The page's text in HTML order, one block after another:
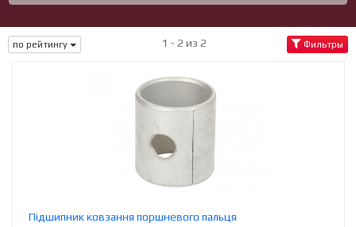
по рейтингу 1 - 2 из 2 Фильтры
Підшипник ковзання поршневого пальця